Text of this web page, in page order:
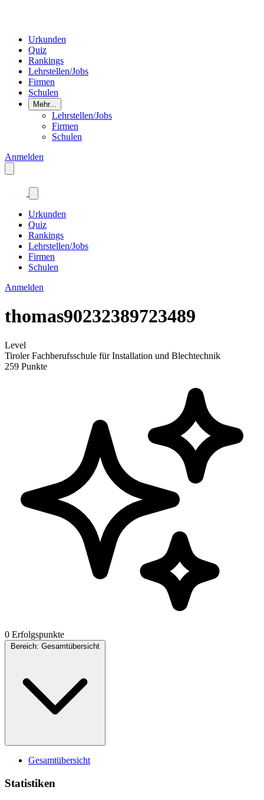
Urkunden
Quiz
Rankings
Lehrstellen/Jobs
Firmen
Schulen
Mehr...
Lehrstellen/Jobs
Firmen
Schulen
Anmelden
Urkunden
Quiz
Rankings
Lehrstellen/Jobs
Firmen
Schulen
Anmelden
thomas90232389723489
Level
Tiroler Fachberufsschule für Installation und Blechtechnik
259 Punkte
0 Erfolgspunkte
Bereich: Gesamtübersicht
Gesamtübersicht
Statistiken